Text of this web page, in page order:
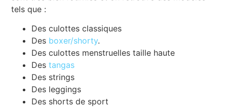
tels que :
Des culottes classiques
Des boxer/shorty.
Des culottes menstruelles taille haute
Destangas
Des strings
Des leggings
Des shorts de sport